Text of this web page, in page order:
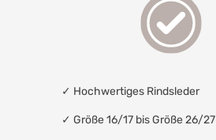
✓ Hochwertiges Rindsleder
✓ Größe 16/17 bis Größe 26/27